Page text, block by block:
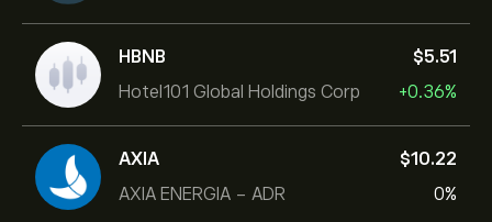
HBNB
Hotel101 Global Holdings Corp
‎$‎5.51
+0.36%
AXIA
AXIA ENERGIA - ADR
‎$‎10.22
0%